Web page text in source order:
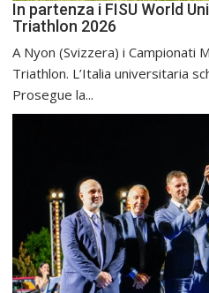
In partenza i FISU World
Triathlon 2026
A Nyon (Svizzera) i Campionati
Triathlon. L’Italia universitaria
Prosegue la...